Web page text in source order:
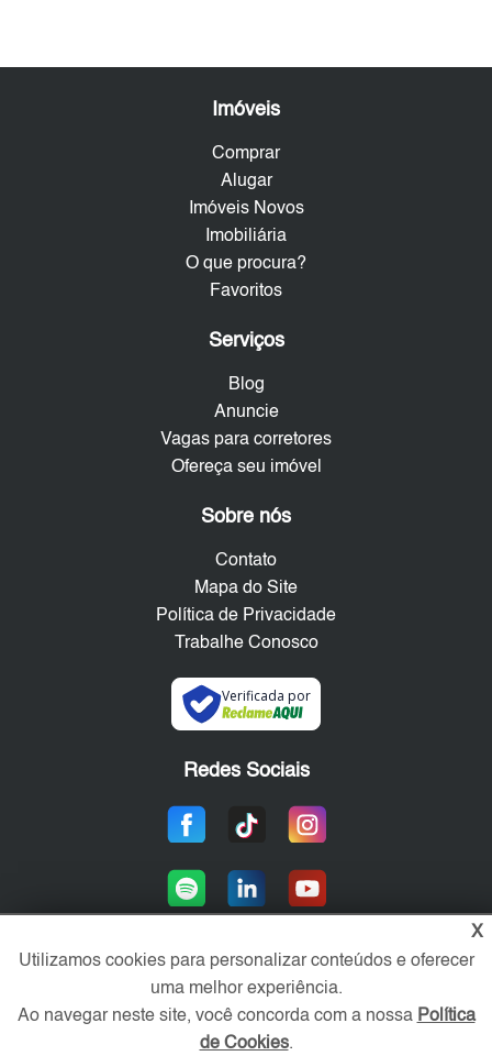
Imóveis
Comprar
Alugar
Imóveis Novos
Imobiliária
O que procura?
Favoritos
Serviços
Blog
Anuncie
Vagas para corretores
Ofereça seu imóvel
Sobre nós
Contato
Mapa do Site
Política de Privacidade
Trabalhe Conosco
Verificada por
Redes Sociais
Área exclusiva aos anunciantes,
acesse sua conta:
X
Utilizamos cookies para personalizar conteúdos e oferecer
uma melhor experiência.
Ao navegar neste site, você concorda com a nossa Política
de Cookies.